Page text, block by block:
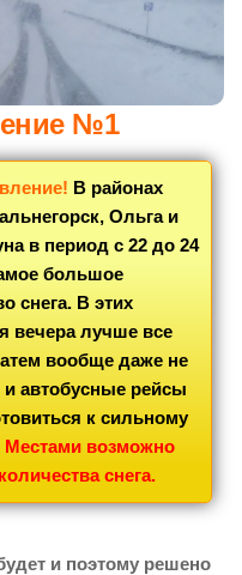
№1
В районах
Ольга и
в период с 22 до 24
большое
снега. В этих
вечера лучше все
вообще даже не
и автобусные рейсы
к сильному
Местами возможно
снега.
и поэтому решено